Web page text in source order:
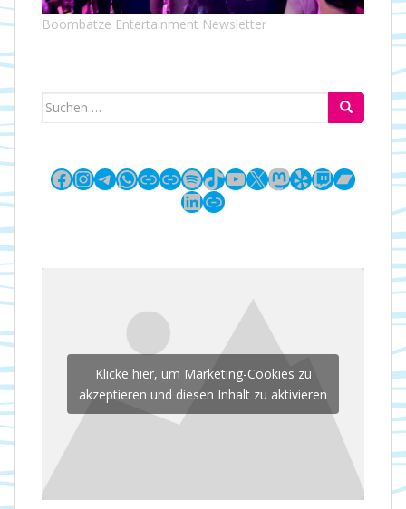
Boombatze Entertainment Newsletter
Suchen
Facebook
Instagram
Telegram
WhatsApp
LinkLinkSpotify
TikTok
YouTube
X Mastodon
YelpTwitch
LinkedIn
Link
Klicke hier, um Marketing-Cookies zu
akzeptieren und diesen Inhalt zu aktivieren